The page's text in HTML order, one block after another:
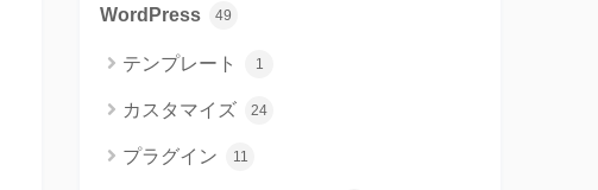
WordPress 49
テンプレート 1
カスタマイズ 24
プラグイン 11